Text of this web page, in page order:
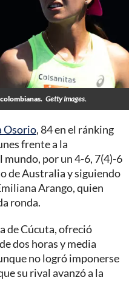
Getty Images.
Osorio, 84 en el ránking
frente a la
mundo, por un 4-6, 7(4)-6
de Australia y siguiendo
Arango, quien
ronda.
de Cúcuta, ofreció
dos horas y media
no logró imponerse
su rival avanzó a la